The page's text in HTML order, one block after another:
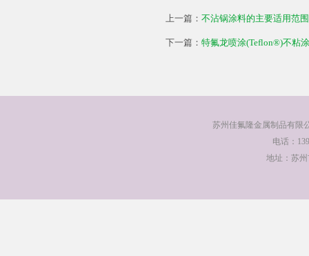
上一篇： 不沾锅涂料的主要适用范围
下一篇： 特氟龙喷涂(Teflon®)不粘
苏州佳氟隆金属制品有限
电话：
地址：苏